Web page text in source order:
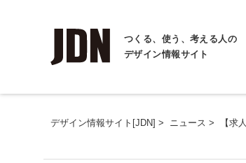
つくる、使う、考える人の
デザイン情報サイト
デザイン情報サイト[JDN] > ニュース > 【求